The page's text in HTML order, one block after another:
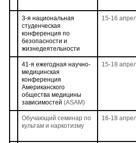
3-я национальная
студенческая
конференция по
безопасности и
жизнедеятельности
15-16
41-я ежегодная научно-
медицинская
конференция
Американского
общества медицины
зависимостей (ASAM)
15-18
Обучающий семинар по
культам и наркотизму
16-18